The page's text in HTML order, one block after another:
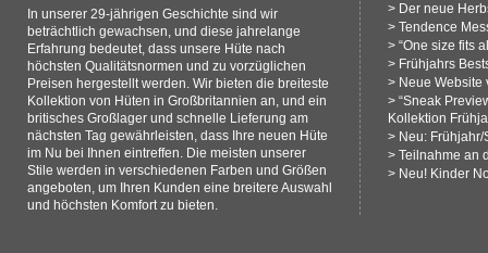
In unserer 29-jährigen Geschichte sind wir
beträchtlich gewachsen, und diese jahrelange
Erfahrung bedeutet, dass unsere Hüte nach
höchsten Qualitätsnormen und zu vorzüglichen
Preisen hergestellt werden. Wir bieten die breiteste
Kollektion von Hüten in Großbritannien an, und ein
britisches Großlager und schnelle Lieferung am
nächsten Tag gewährleisten, dass Ihre neuen Hüte
im Nu bei Ihnen eintreffen. Die meisten unserer
Stile werden in verschiedenen Farben und Größen
angeboten, um Ihren Kunden eine breitere Auswahl
und höchsten Komfort zu bieten.
> Der neue
> Tendence
> “One size fits
> Frühjahrs
> Neue Website
> “Sneak
Kollektion
> Neu:
> Teilnahme an
> Neu! Kinder